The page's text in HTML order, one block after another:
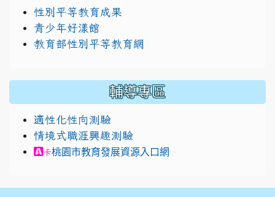
性別平等教育成果
青少年好漾館
教育部性別平等教育網
輔導專區
適性化性向測驗
情境式職涯興趣測驗
link to https://exam.career.ntnu.edu.tw/cit/
卡桃園市教育發展資源入口網